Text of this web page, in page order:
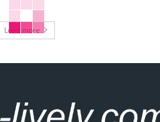
Load more